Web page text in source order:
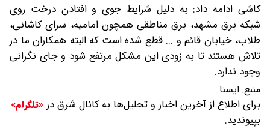
کاشی ادامه داد: به دلیل شرایط جوی و افتادن درخت‌ روی
شبکه برق مشهد، برق مناطقی همچون امامیه، سرای کاشانی،
طلاب، خیابان قائم و ... قطع شده است که البته همکاران ما در
تلاش هستند تا به زودی این مشکل مرتفع شود و جای نگرانی
وجود ندارد.
منبع: ايسنا
برای اطلاع از آخرین اخبار و تحلیل‌ها به کانال شرق در «تلگرام»
بپیوندید.